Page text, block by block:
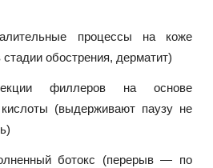
процессы на коже
стадии обострения, дерматит)
филлеров на основе
кислоты (выдерживают паузу не
ботокс (перерыв — по